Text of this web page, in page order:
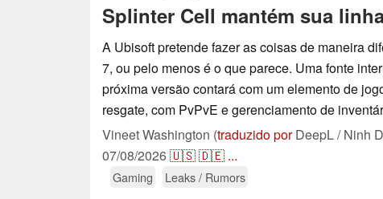
Splinter Cell mantém sua linha
A Ubisoft pretende fazer as coisas de maneira
7, ou pelo menos é o que parece. Uma fonte
próxima versão contará com um elemento de
resgate, com PvPvE e gerenciamento de
Vineet Washington (traduzido porDeepL / Ninh
07/08/2026🇺🇸🇩🇪 ...
Gaming Leaks / Rumors